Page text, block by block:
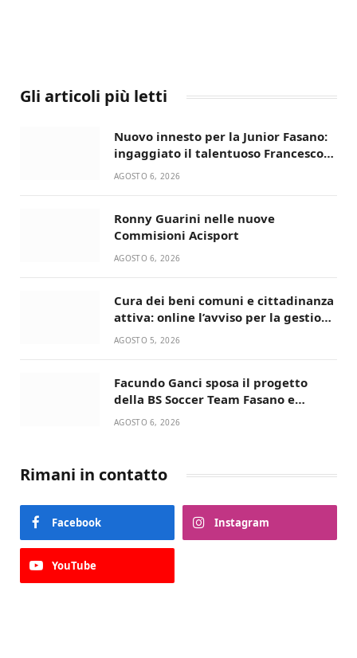
Gli articoli più letti
Nuovo innesto per la Junior Fasano:
ingaggiato il talentuoso Francesco
Lupo Timini
AGOSTO 6, 2026
Ronny Guarini nelle nuove
Commisioni Acisport
AGOSTO 6, 2026
Cura dei beni comuni e cittadinanza
attiva: online l’avviso per la gestione
condivisa della Villetta di Laureto
AGOSTO 5, 2026
Facundo Ganci sposa il progetto
della BS Soccer Team Fasano e
ritorna in campo
AGOSTO 6, 2026
Rimani in contatto
Facebook Instagram
YouTube